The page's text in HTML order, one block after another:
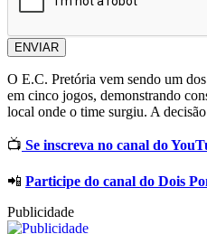
ENVIAR
O E.C. Pretória vem sendo um
em cinco jogos, demonstrando
local onde o time surgiu. A
📺 Se inscreva no canal do
📲 Participe do canal do Dois
Publicidade